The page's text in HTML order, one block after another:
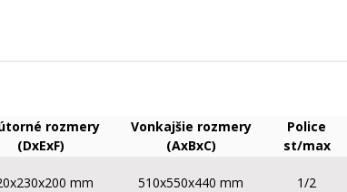
rozmery
(DxExF)
Vonkajšie rozmery
(AxBxC)
Police
st/max
mm 510x550x440 mm 1/2